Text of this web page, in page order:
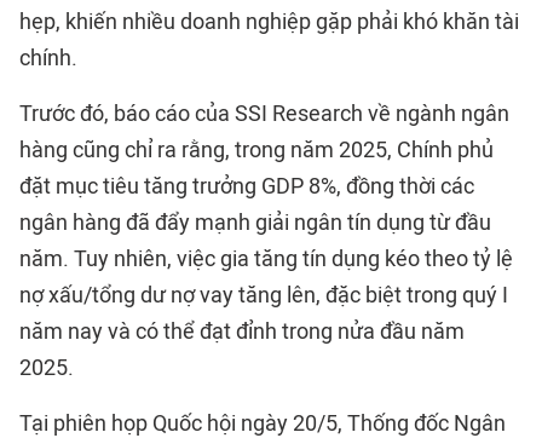
hẹp, khiến nhiều doanh nghiệp gặp phải khó khăn tài
chính.
Trước đó, báo cáo của SSI Research về ngành ngân
hàng cũng chỉ ra rằng, trong năm 2025, Chính phủ
đặt mục tiêu tăng trưởng GDP 8%, đồng thời các
ngân hàng đã đẩy mạnh giải ngân tín dụng từ đầu
năm. Tuy nhiên, việc gia tăng tín dụng kéo theo tỷ lệ
nợ xấu/tổng dư nợ vay tăng lên, đặc biệt trong quý I
năm nay và có thể đạt đỉnh trong nửa đầu năm
2025.
Tại phiên họp Quốc hội ngày 20/5, Thống đốc Ngân